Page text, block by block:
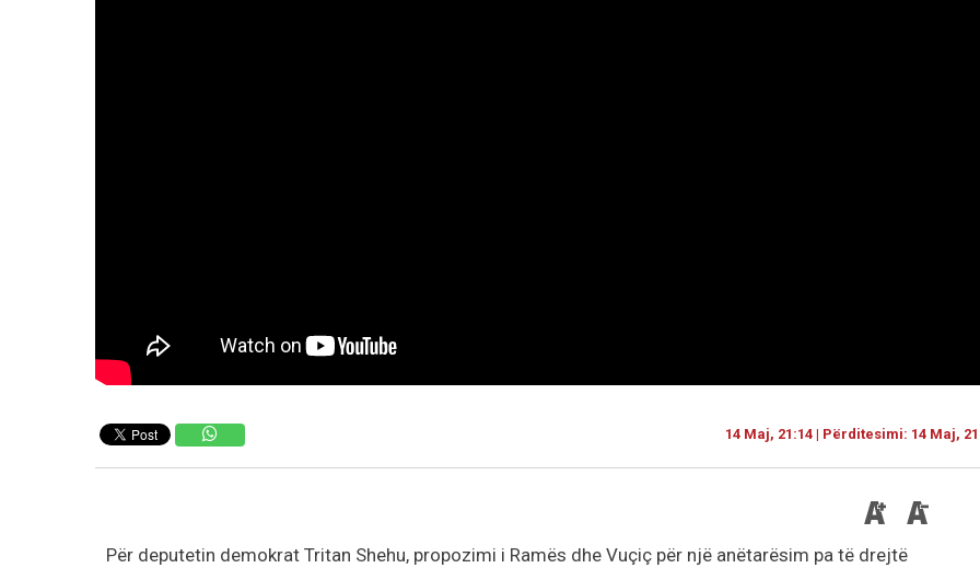
14 Maj, 21:14 | Përditesimi: 14 Maj,
Për deputetin demokrat Tritan Shehu, propozimi i Ramës dhe Vuçiç për një anëtarësim pa të drejtë